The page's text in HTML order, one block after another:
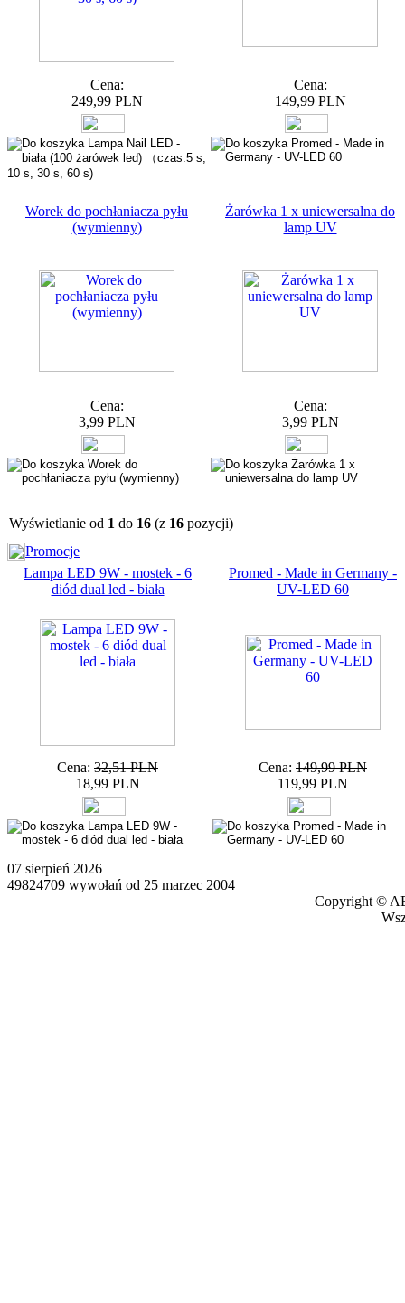
Cena:
249,99 PLN
Cena:
149,99 PLN
Worek do pochłaniacza pyłu
(wymienny)
Cena:
3,99 PLN
Żarówka 1 x uniewersalna do
lamp UV
Cena:
3,99 PLN
Wyświetlanie od 1 do 16 (z 16 pozycji)
Promocje
Lampa LED 9W - mostek - 6
diód dual led - biała
Cena: 32,51 PLN
18,99 PLN
Promed - Made in Germany -
UV-LED 60
Cena: 149,99 PLN
119,99 PLN
07 sierpień 2026
49824709 wywołań od 25 marzec 2004
Copyright ©